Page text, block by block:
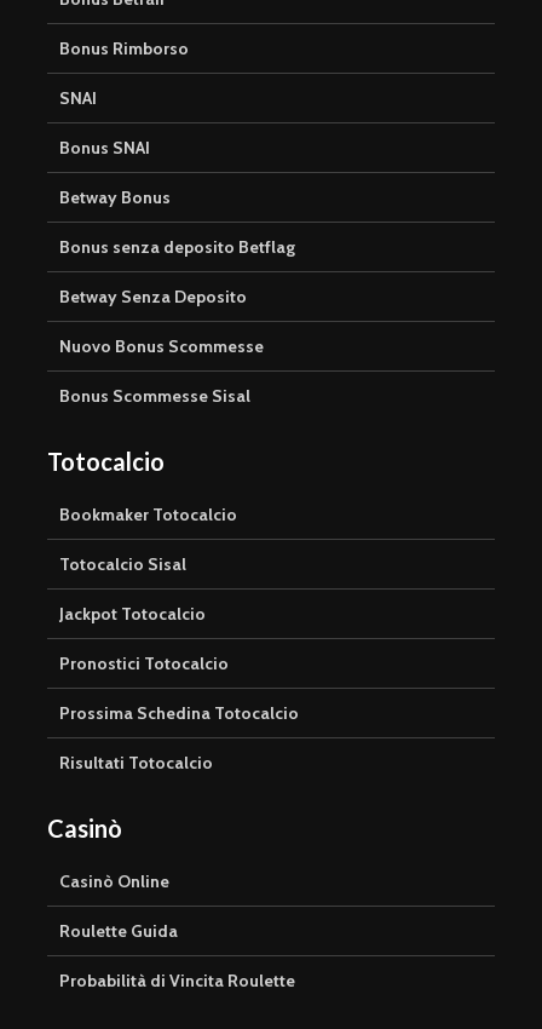
Bonus Rimborso
SNAI
Bonus SNAI
Betway Bonus
Bonus senza deposito Betflag
Betway Senza Deposito
Nuovo Bonus Scommesse
Bonus Scommesse Sisal
Totocalcio
Bookmaker Totocalcio
Totocalcio Sisal
Jackpot Totocalcio
Pronostici Totocalcio
Prossima Schedina Totocalcio
Risultati Totocalcio
Casinò
Casinò Online
Roulette Guida
Probabilità di Vincita Roulette